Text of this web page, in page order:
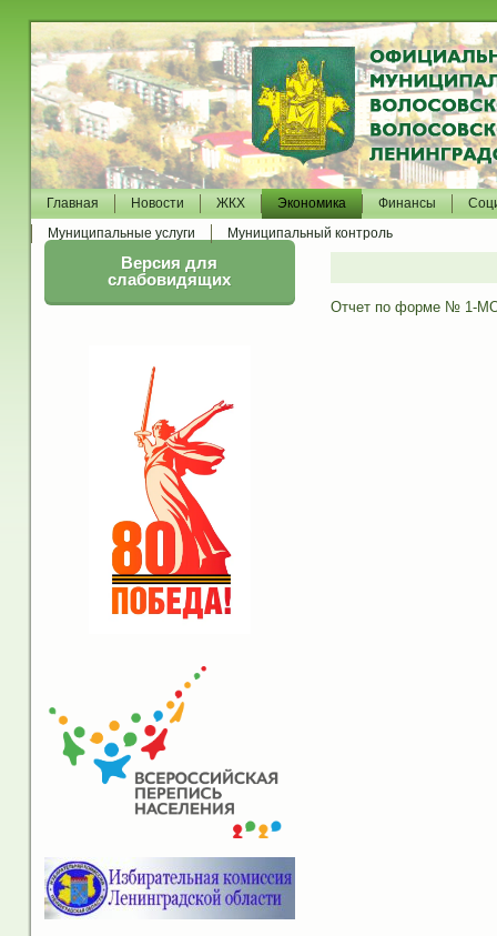
Главная Новости ЖКХ Экономика Финансы
Муниципальные услуги
Муниципальный контроль
Версия для
слабовидящих
Отчет по форме № 1-МО